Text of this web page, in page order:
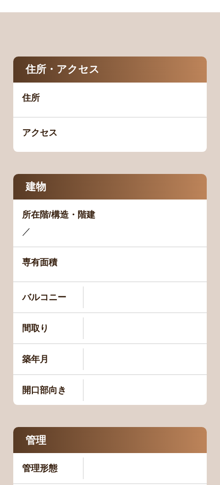
住所・アクセス
住所
アクセス
建物
所在階/構造・階建
／
専有面積
バルコニー
間取り
築年月
開口部向き
管理
管理形態